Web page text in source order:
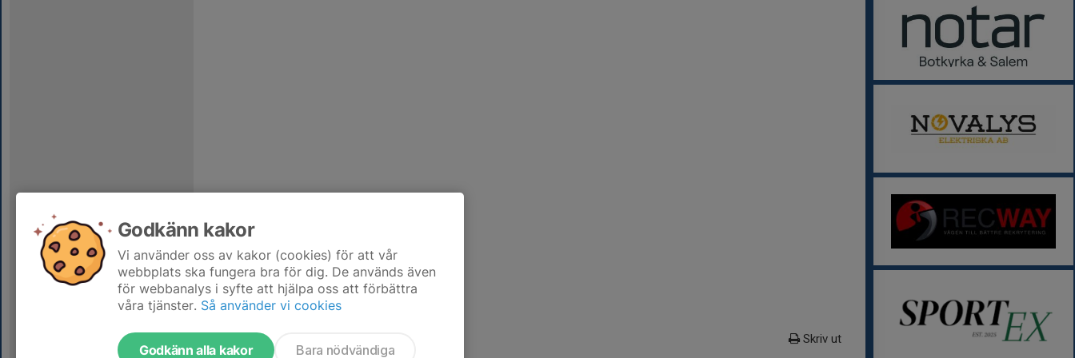
Skriv ut
Godkänn kakor
Vi använder oss av kakor (cookies) för att vår
webbplats ska fungera bra för dig. De används även
för webbanalys i syfte att hjälpa oss att förbättra
våra tjänster. Så använder vi cookies
Godkänn alla kakor Bara nödvändiga